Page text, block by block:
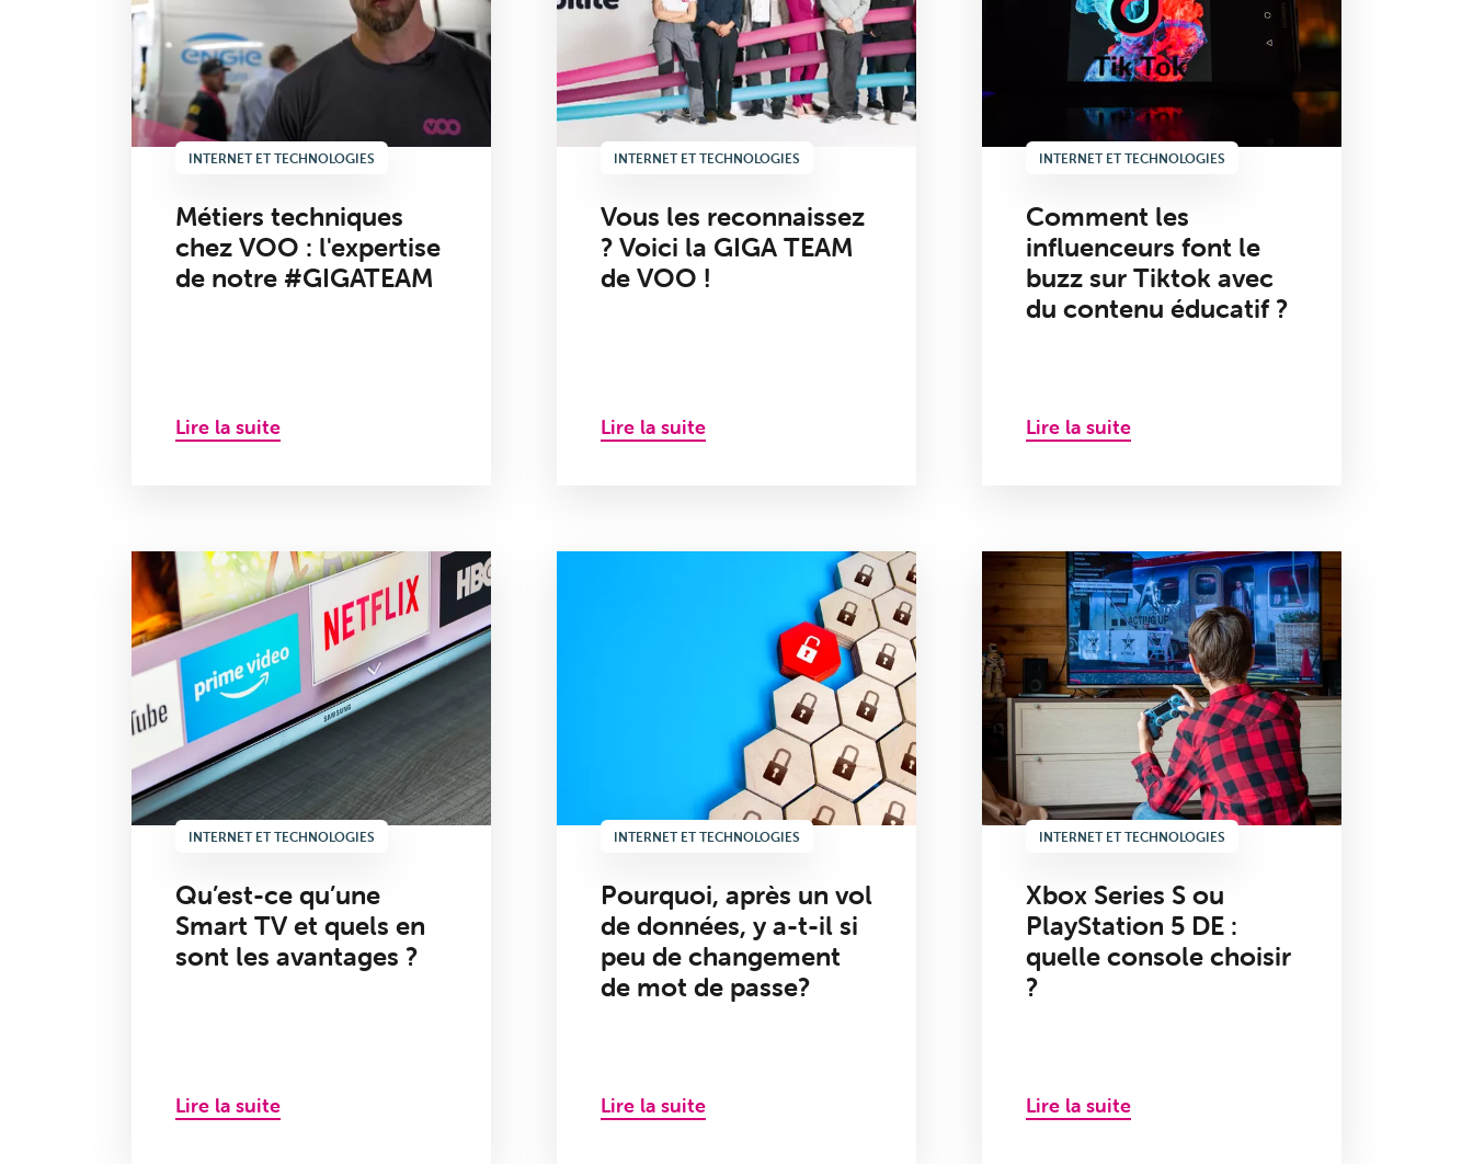
INTERNET ET TECHNOLOGIES
Métiers techniques
chez VOO : l'expertise
de notre #GIGATEAM
Lire la suite
INTERNET ET TECHNOLOGIES
Vous les reconnaissez
? Voici la GIGA TEAM
de VOO !
Lire la suite
INTERNET ET TECHNOLOGIES
Comment les
influenceurs font le
buzz sur Tiktok avec
du contenu éducatif ?
Lire la suite
INTERNET ET TECHNOLOGIES
Qu’est-ce qu’une
Smart TV et quels en
sont les avantages ?
Lire la suite
INTERNET ET TECHNOLOGIES
Pourquoi, après un vol
de données, y a-t-il si
peu de changement
de mot de passe?
Lire la suite
INTERNET ET TECHNOLOGIES
Xbox Series S ou
PlayStation 5 DE :
quelle console choisir
?
Lire la suite